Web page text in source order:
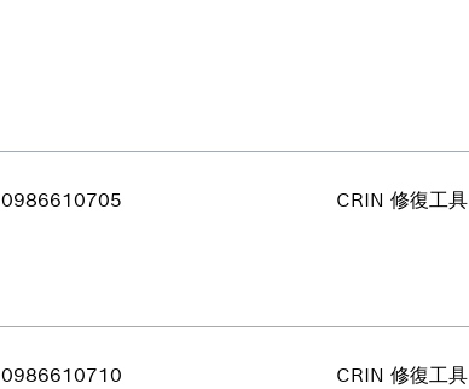
0986610705 CRIN 修復工具
0986610710 CRIN 修復工具